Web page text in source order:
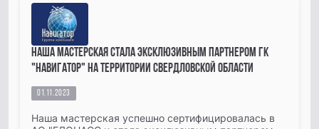
Наша мастерская стала эксклюзивным партнером ГК
"Навигатор" на территории Свердловской области
01.11.2023
Наша мастерская успешно сертифицировалась в